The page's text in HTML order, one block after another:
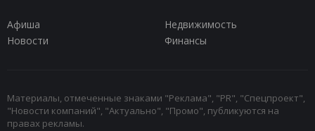
Афиша
Недвижимость
Новости
Финансы
Материалы, отмеченные знаками "Реклама", "PR", "Спецпроект",
"Новости компаний", "Актуально", "Промо", публикуются на
правах рекламы.